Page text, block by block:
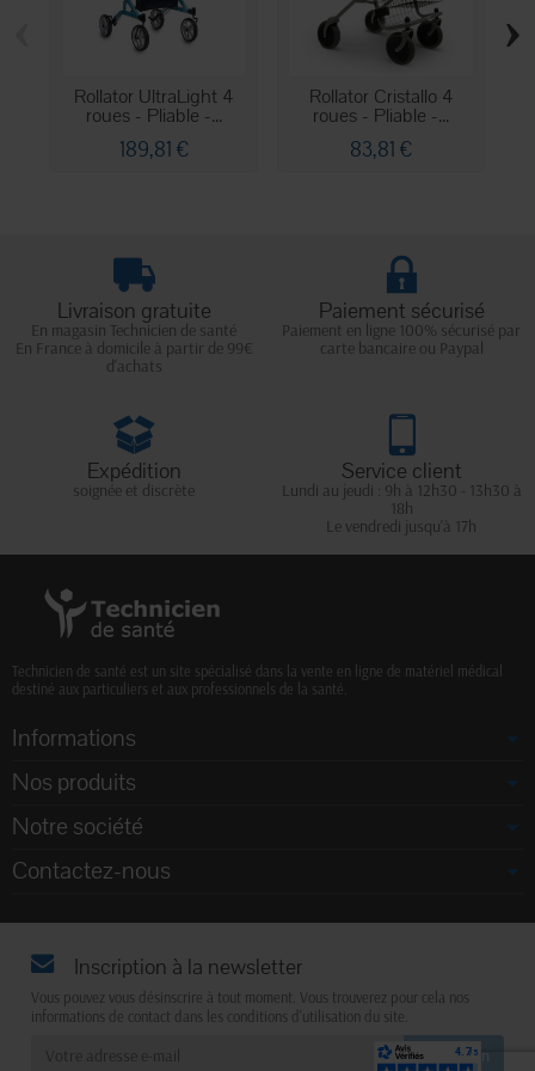
Rollator UltraLight 4
roues - Pliable -...
189,81 €
Rollator Cristallo 4
roues - Pliable -...
83,81 €
›
Livraison gratuite
En magasin Technicien de santé
En France à domicile à partir de 99€
d'achats
Paiement sécurisé
Paiement en ligne 100% sécurisé par
carte bancaire ou Paypal
Expédition
soignée et discrète
Service client
Lundi au jeudi : 9h à 12h30 - 13h30 à
18h
Le vendredi jusqu'à 17h
Technicien de santé est un site spécialisé dans la vente en ligne de matériel médical
destiné aux particuliers et aux professionnels de la santé.
Informations
Nos produits
Notre société
Contactez-nous
Inscription à la newsletter
Vous pouvez vous désinscrire à tout moment. Vous trouverez pour cela nos
informations de contact dans les conditions d'utilisation du site.